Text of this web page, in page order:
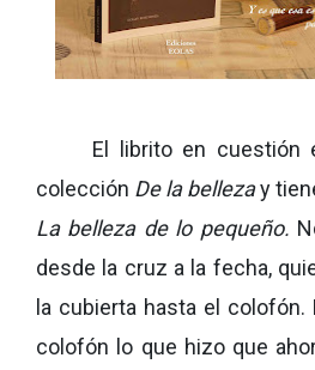
El librito en cuestión
colección De la bellezay
La belleza de lo pequeño.
desde la cruz a la fecha,
la cubierta hasta el colofón.
colofón lo que hizo que